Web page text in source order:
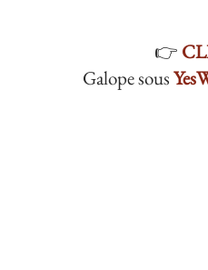
👉
Galope sous